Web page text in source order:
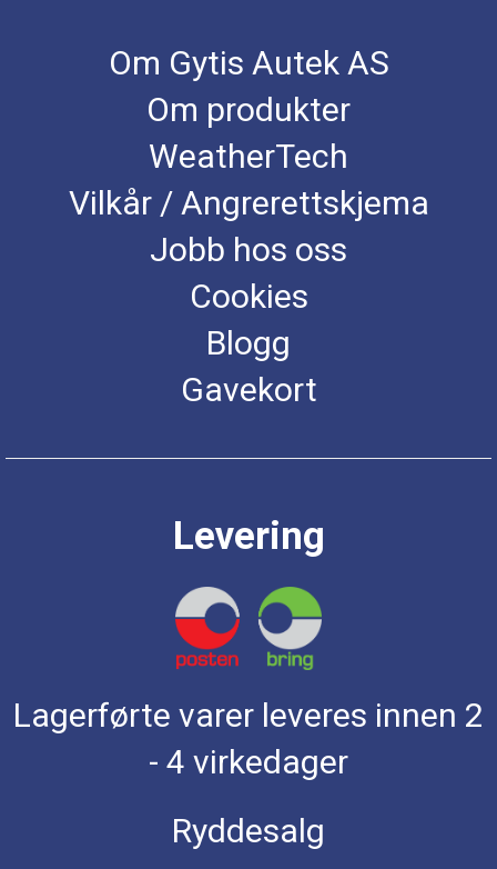
Om Gytis Autek AS
Om produkter
WeatherTech
Vilkår / Angrerettskjema
Jobb hos oss
Cookies
Blogg
Gavekort
Levering
Lagerførte varer leveres innen 2
- 4 virkedager
Ryddesalg